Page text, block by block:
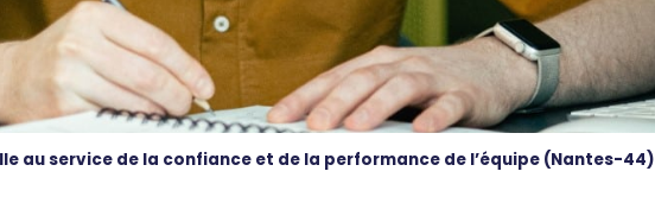
au service de la confiance et de la performance de l’équipe (Nantes-44)